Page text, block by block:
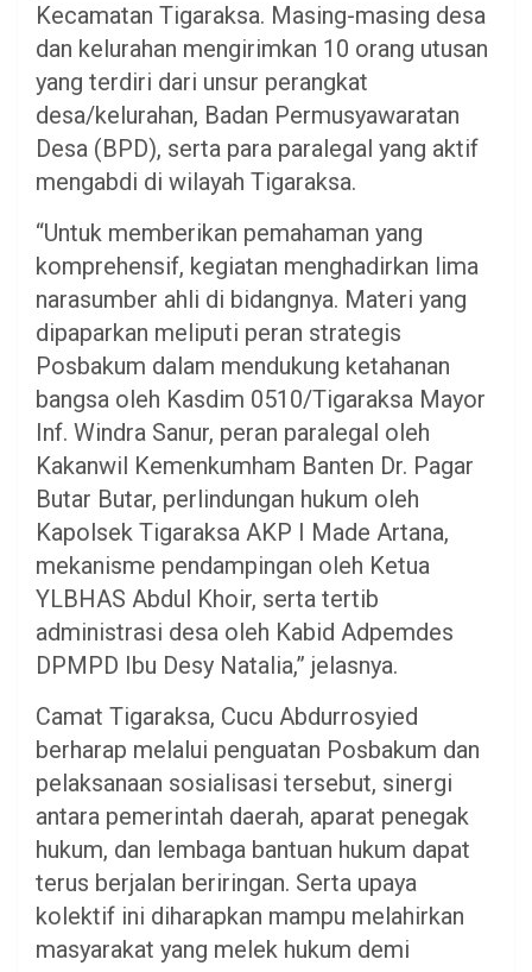
Kecamatan Tigaraksa. Masing-masing desa
dan kelurahan mengirimkan 10 orang utusan
yang terdiri dari unsur perangkat
desa/kelurahan, Badan Permusyawaratan
Desa (BPD), serta para paralegal yang aktif
mengabdi di wilayah Tigaraksa.
“Untuk memberikan pemahaman yang
komprehensif, kegiatan menghadirkan lima
narasumber ahli di bidangnya. Materi yang
dipaparkan meliputi peran strategis
Posbakum dalam mendukung ketahanan
bangsa oleh Kasdim 0510/Tigaraksa Mayor
Inf. Windra Sanur, peran paralegal oleh
Kakanwil Kemenkumham Banten Dr. Pagar
Butar Butar, perlindungan hukum oleh
Kapolsek Tigaraksa AKP I Made Artana,
mekanisme pendampingan oleh Ketua
YLBHAS Abdul Khoir, serta tertib
administrasi desa oleh Kabid Adpemdes
DPMPD Ibu Desy Natalia,” jelasnya.
Camat Tigaraksa, Cucu Abdurrosyied
berharap melalui penguatan Posbakum dan
pelaksanaan sosialisasi tersebut, sinergi
antara pemerintah daerah, aparat penegak
hukum, dan lembaga bantuan hukum dapat
terus berjalan beriringan. Serta upaya
kolektif ini diharapkan mampu melahirkan
masyarakat yang melek hukum demi